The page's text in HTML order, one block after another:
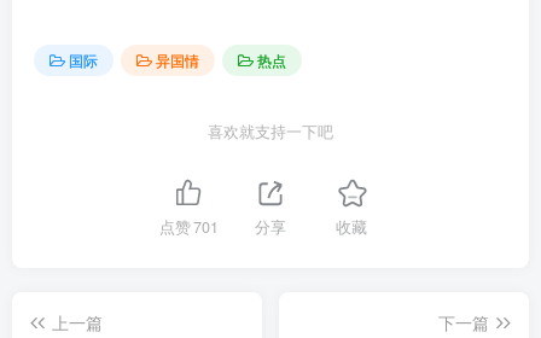
国际 异国情 热点
喜欢就支持一下吧
点赞701 分享 收藏
上一篇
下一篇